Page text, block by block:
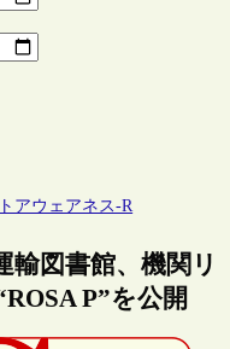
アウェアネス-R
輸図書館、機関リ
P”を公開